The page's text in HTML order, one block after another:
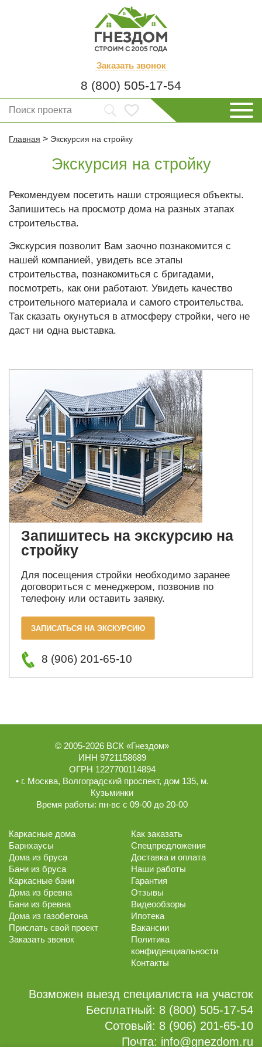
Заказать звонок
8 (800) 505-17-54
Главная > Экскурсия на стройку
Экскурсия на стройку
Рекомендуем посетить наши строящиеся объекты.
Запишитесь на просмотр дома на разных этапах
строительства.
Экскурсия позволит Вам заочно познакомится с
нашей компанией, увидеть все этапы
строительства, познакомиться с бригадами,
посмотреть, как они работают. Увидеть качество
строительного материала и самого строительства.
Так сказать окунуться в атмосферу стройки, чего не
даст ни одна выставка.
Запишитесь на экскурсию на
стройку
Для посещения стройки необходимо заранее
договориться с менеджером, позвонив по
телефону или оставить заявку.
ЗАПИСАТЬСЯ НА ЭКСКУРСИЮ
8 (906) 201-65-10
© 2005-2026 ВСК «Гнездом»
ИНН 9721158689
ОГРН 1227700114894
• г. Москва, Волгоградский проспект, дом 135, м.
Кузьминки
Время работы: пн-вс с 09-00 до 20-00
Каркасные дома
Барнхаусы
Дома из бруса
Бани из бруса
Каркасные бани
Дома из бревна
Бани из бревна
Дома из газобетона
Прислать свой проект
Заказать звонок
Как заказать
Спецпредложения
Доставка и оплата
Наши работы
Гарантия
Отзывы
Видеообзоры
Ипотека
Вакансии
Политика
конфиденциальности
Контакты
Возможен выезд специалиста на участок
Бесплатный: 8 (800) 505-17-54
Сотовый: 8 (906) 201-65-10
Почта: info@gnezdom.ru